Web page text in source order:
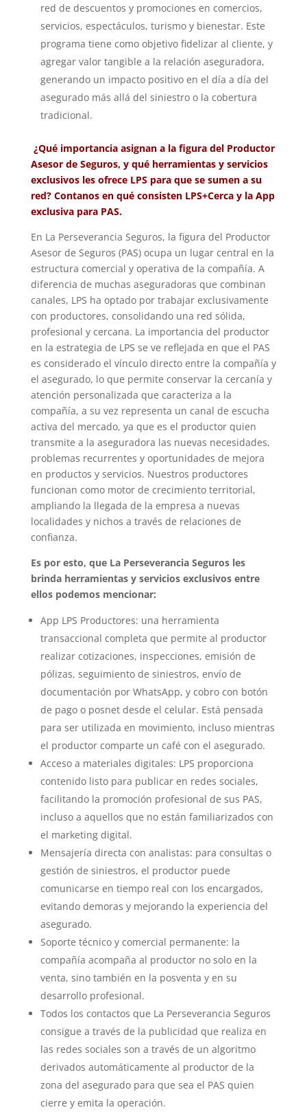
red de descuentos y promociones en comercios,
servicios, espectáculos, turismo y bienestar. Este
programa tiene como objetivo fidelizar al cliente, y
agregar valor tangible a la relación aseguradora,
generando un impacto positivo en el día a día del
asegurado más allá del siniestro o la cobertura
tradicional.
¿Qué importancia asignan a la figura del Productor
Asesor de Seguros, y qué herramientas y servicios
exclusivos les ofrece LPS para que se sumen a su
red? Contanos en qué consisten LPS+Cerca y la App
exclusiva para PAS.
En La Perseverancia Seguros, la figura del Productor
Asesor de Seguros (PAS) ocupa un lugar central en la
estructura comercial y operativa de la compañía. A
diferencia de muchas aseguradoras que combinan
canales, LPS ha optado por trabajar exclusivamente
con productores, consolidando una red sólida,
profesional y cercana. La importancia del productor
en la estrategia de LPS se ve reflejada en que el PAS
es considerado el vínculo directo entre la compañía y
el asegurado, lo que permite conservar la cercanía y
atención personalizada que caracteriza a la
compañía, a su vez representa un canal de escucha
activa del mercado, ya que es el productor quien
transmite a la aseguradora las nuevas necesidades,
problemas recurrentes y oportunidades de mejora
en productos y servicios. Nuestros productores
funcionan como motor de crecimiento territorial,
ampliando la llegada de la empresa a nuevas
localidades y nichos a través de relaciones de
confianza.
Es por esto, que La Perseverancia Seguros les
brinda herramientas y servicios exclusivos entre
ellos podemos mencionar:
App LPS Productores: una herramienta
transaccional completa que permite al productor
realizar cotizaciones, inspecciones, emisión de
pólizas, seguimiento de siniestros, envío de
documentación por WhatsApp, y cobro con botón
de pago o posnet desde el celular. Está pensada
para ser utilizada en movimiento, incluso mientras
el productor comparte un café con el asegurado.
Acceso a materiales digitales: LPS proporciona
contenido listo para publicar en redes sociales,
facilitando la promoción profesional de sus PAS,
incluso a aquellos que no están familiarizados con
el marketing digital.
Mensajería directa con analistas: para consultas o
gestión de siniestros, el productor puede
comunicarse en tiempo real con los encargados,
evitando demoras y mejorando la experiencia del
asegurado.
Soporte técnico y comercial permanente: la
compañía acompaña al productor no solo en la
venta, sino también en la posventa y en su
desarrollo profesional.
Todos los contactos que La Perseverancia Seguros
consigue a través de la publicidad que realiza en
las redes sociales son a través de un algoritmo
derivados automáticamente al productor de la
zona del asegurado para que sea el PAS quien
cierre y emita la operación.